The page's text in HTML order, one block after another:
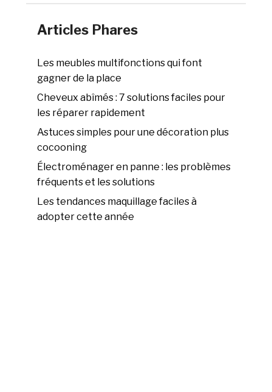
Articles Phares
Les meubles multifonctions qui font
gagner de la place
Cheveux abîmés : 7 solutions faciles pour
les réparer rapidement
Astuces simples pour une décoration plus
cocooning
Électroménager en panne : les problèmes
fréquents et les solutions
Les tendances maquillage faciles à
adopter cette année